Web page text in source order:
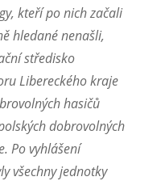
kteří po nich začali
hledané nenašli,
středisko
Libereckého kraje
hasičů
dobrovolných
Po vyhlášení
všechny jednotky